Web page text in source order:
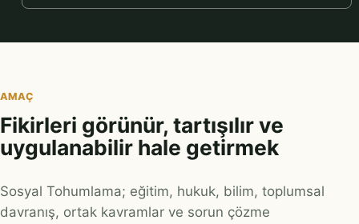
AMAÇ
Fikirleri görünür, tartışılır ve
uygulanabilir hale getirmek
Sosyal Tohumlama; eğitim, hukuk, bilim, toplumsal
davranış, ortak kavramlar ve sorun çözme